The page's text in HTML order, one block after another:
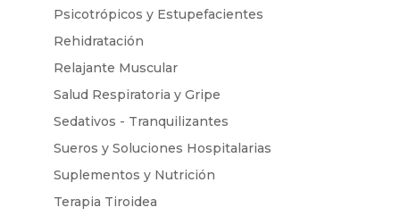
Psicotrópicos y Estupefacientes
Rehidratación
Relajante Muscular
Salud Respiratoria y Gripe
Sedativos - Tranquilizantes
Sueros y Soluciones Hospitalarias
Suplementos y Nutrición
Terapia Tiroidea